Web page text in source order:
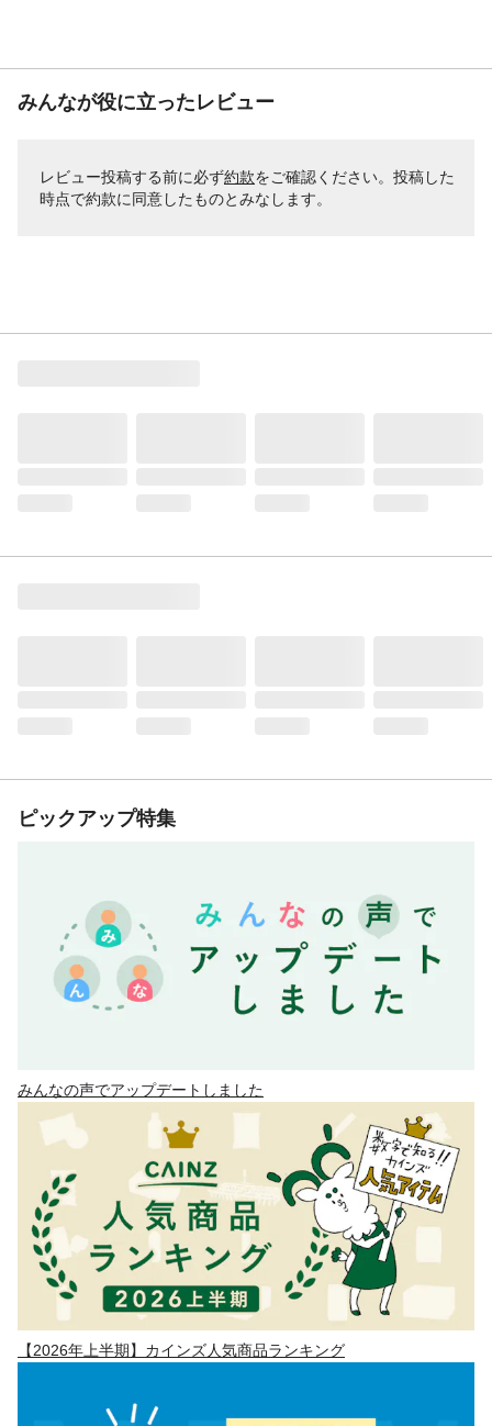
みんなが役に立ったレビュー
レビュー投稿する前に必ず約款をご確認ください。投稿した
時点で約款に同意したものとみなします。
ピックアップ特集
みんなの声でアップデートしました
【2026年上半期】カインズ人気商品ランキング